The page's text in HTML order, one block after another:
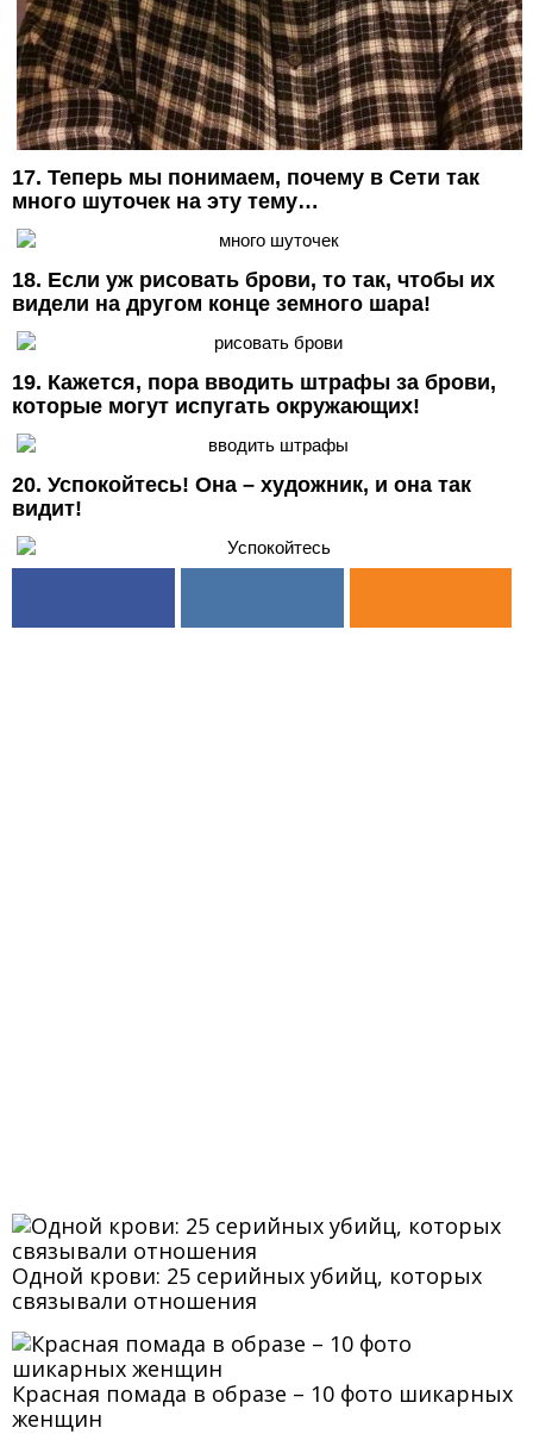
17. Теперь мы понимаем, почему в Сети так
много шуточек на эту тему…
18. Если уж рисовать брови, то так, чтобы их
видели на другом конце земного шара!
19. Кажется, пора вводить штрафы за брови,
которые могут испугать окружающих!
20. Успокойтесь! Она – художник, и она так
видит!
Одной крови: 25 серийных убийц, которых
связывали отношения
Красная помада в образе – 10 фото шикарных
женщин